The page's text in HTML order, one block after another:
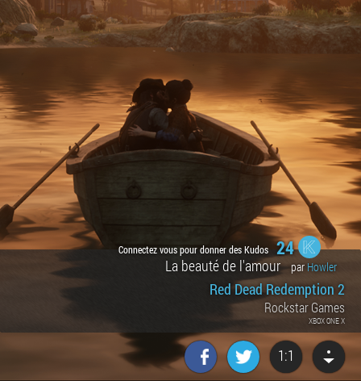
Connectez vous pour donner des Kudos 24
La beauté de l'amour par Howler
Red Dead Redemption 2
Rockstar Games
XBOX ONE X
1:1